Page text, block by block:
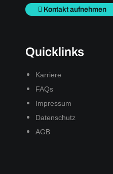
Kontakt aufnehmen
Quicklinks
Karriere
FAQs
Impressum
Datenschutz
AGB